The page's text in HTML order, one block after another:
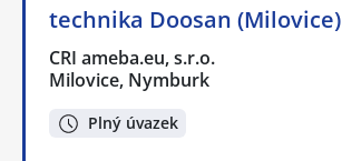
technika Doosan (Milovice)
CRI ameba.eu, s.r.o.
Milovice, Nymburk
Plný úvazek